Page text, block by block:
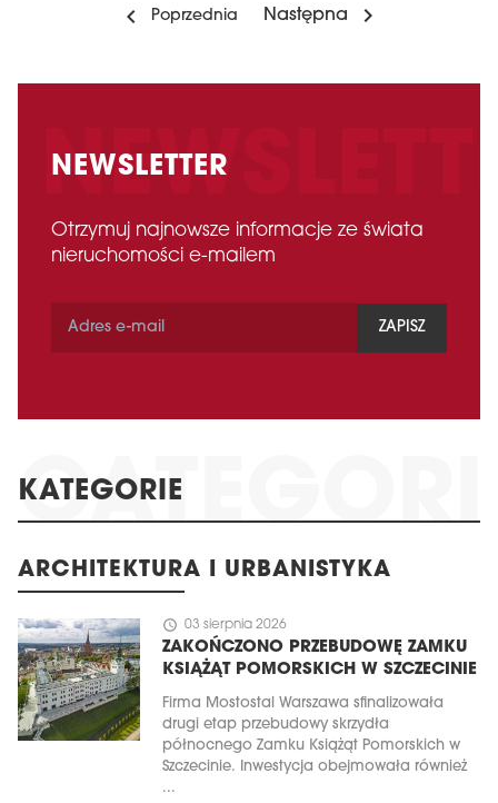
Poprzednia Następna
NEWSLETTER
Otrzymuj najnowsze informacje ze świata
nieruchomości e-mailem
ZAPISZ
KATEGORIE
ARCHITEKTURA I URBANISTYKA
schedule 03 sierpnia 2026
ZAKOŃCZONO PRZEBUDOWĘ ZAMKU
KSIĄŻĄT POMORSKICH W SZCZECINIE
Firma Mostostal Warszawa sfinalizowała
drugi etap przebudowy skrzydła
północnego Zamku Książąt Pomorskich w
Szczecinie. Inwestycja obejmowała również
...